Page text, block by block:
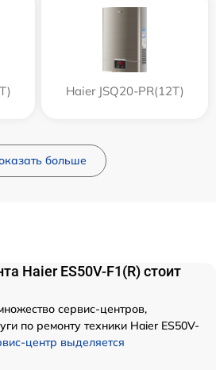
Haier JSQ20-PR(12T)
больше
Haier ES50V-F1(R) стоит
сервис-центров,
по ремонту техники Haier ES50V-
центр выделяется